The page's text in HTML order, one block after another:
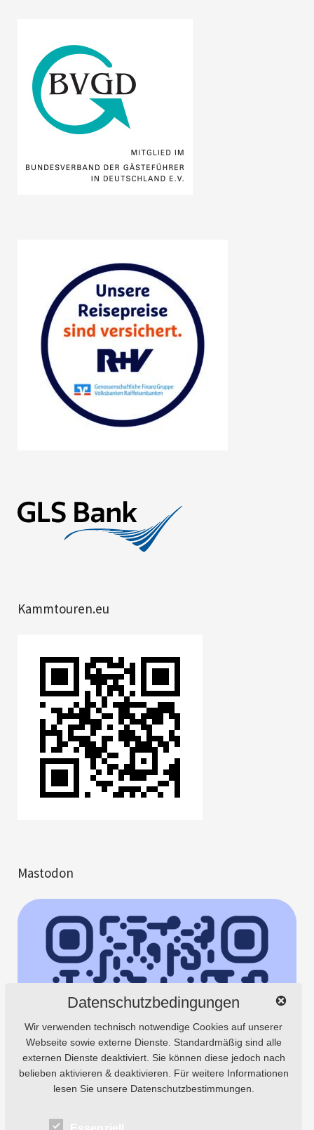
Kammtouren.eu
Mastodon
Datenschutzbedingungen
Wir verwenden technisch notwendige Cookies auf unserer
Webseite sowie externe Dienste. Standardmäßig sind alle
externen Dienste deaktiviert. Sie können diese jedoch nach
belieben aktivieren & deaktivieren. Für weitere Informationen
lesen Sie unsere Datenschutzbestimmungen.